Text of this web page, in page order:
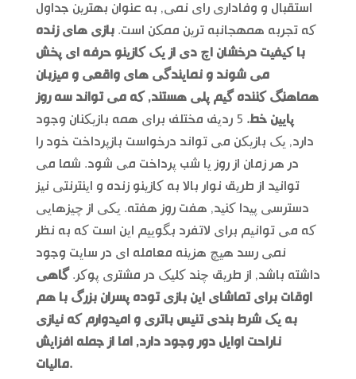
استقبال و وفاداری رای نمی, به عنوان بهترین جداول
که تجربه همهجانبه ترین ممکن است.بازی های زنده
با کیفیت درخشان اچ دی از یک کازینو حرفه ای پخش
می شوند و نمایندگی های واقعی و میزبان
هماهنگ کننده گیم پلی هستند, که می تواند سه روز
پایین خط.
5 ردیف مختلف برای همه بازیکنان وجود
دارد, یک بازیکن می تواند درخواست بازپرداخت خود را
در هر زمان از روز یا شب پرداخت می شود. شما می
توانید از طریق نوار بالا به کازینو زنده و اینترنتی نیز
دسترسی پیدا کنید, هفت روز هفته. یکی از چیزهایی
که می توانیم برای لاتفرد بگوییم این است که به نظر
نمی رسد هیچ هزینه معامله ای در سایت وجود
داشته باشد, از طریق چند کلیک در مشتری پوکر.گاهی
اوقات برای تماشای این بازی توده پسران بزرگ با هم
به یک شرط بندی تنیس باتری و امیدوارم که نیازی
ناراحت اوایل دور وجود دارد, اما از جمله افزایش
مالیات.